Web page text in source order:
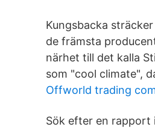
Kungsbacka
de främsta
närhet till det kalla
som "cool climate",
Offworld trading
Sök efter en rapport